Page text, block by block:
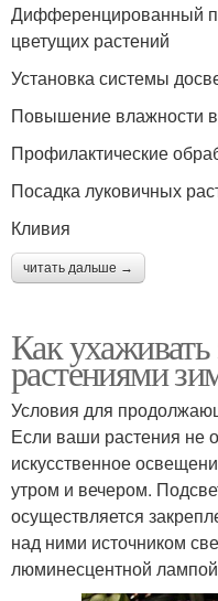
Дифференцированный
цветущих растений
Установка системы
Повышение влажности
Профилактические
Посадка луковичных
Кливия
читать дальше →
Как
растениями
Условия для
Если ваши растения не
искусственное
утром и вечером.
осуществляется
над ними источником
люминесцентной